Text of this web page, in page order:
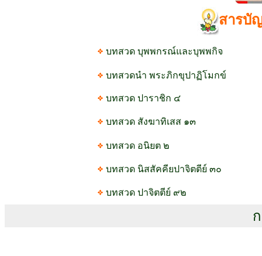
สารบั
บทสวด บุพพกรณ์และบุพพกิจ
บทสวดนำ พระภิกขุปาฏิโมกข์
บทสวด ปาราชิก ๔
บทสวด สังฆาทิเสส ๑๓
บทสวด อนิยต ๒
บทสวด นิสสัคคียปาจิตตีย์ ๓๐
บทสวด ปาจิตตีย์ ๙๒